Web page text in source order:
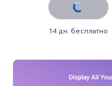
14 дн. бесплатно